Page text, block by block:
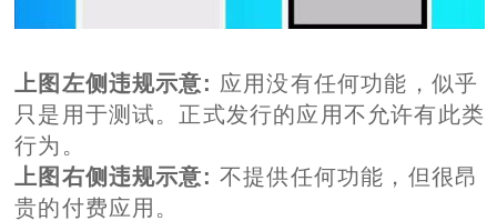
上图左侧违规示意: 应用没有任何功能，似乎
只是用于测试。正式发行的应用不允许有此类
行为。
上图右侧违规示意:不提供任何功能，但很昂
贵的付费应用。